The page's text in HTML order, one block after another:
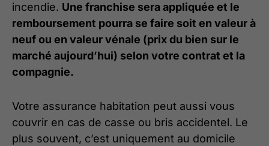
incendie. Une franchise sera appliquée et le
remboursement pourra se faire soit en valeur à
neuf ou en valeur vénale (prix du bien sur le
marché aujourd’hui) selon votre contrat et la
compagnie.
Votre assurance habitation peut aussi vous
couvrir en cas de casse ou bris accidentel. Le
plus souvent, c’est uniquement au domicile